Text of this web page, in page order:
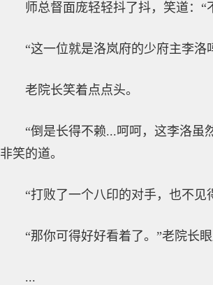
师总督面庞轻轻抖了抖，笑道：
“这一位就是洛岚府的少府主李洛
老院长笑着点点头。
“倒是长得不赖...呵呵，这李洛虽
非笑的道。
“打败了一个八印的对手，也不见
“那你可得好好看着了。”老院长
...